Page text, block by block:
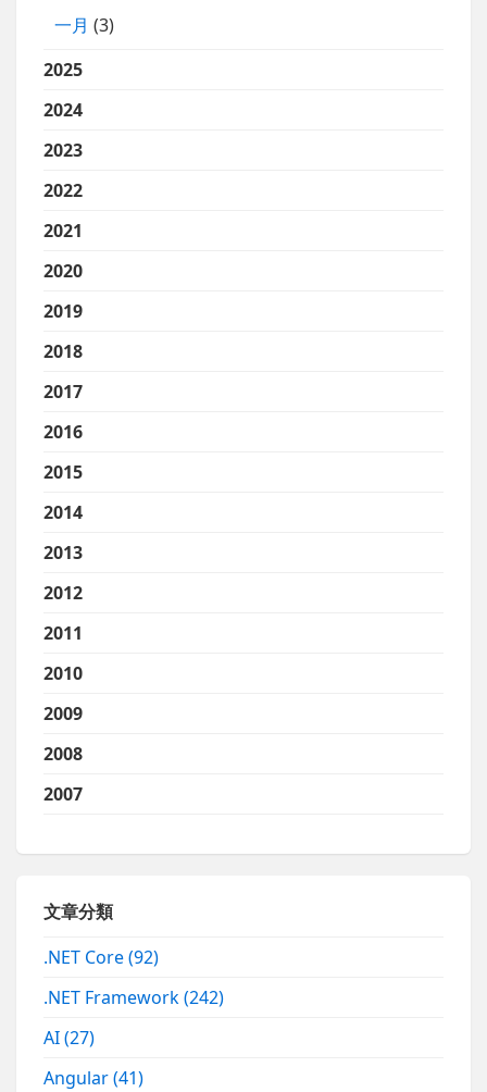
一月 (3)
2025
2024
2023
2022
2021
2020
2019
2018
2017
2016
2015
2014
2013
2012
2011
2010
2009
2008
2007
文章分類
.NET Core(92)
.NET Framework(242)
AI(27)
Angular(41)